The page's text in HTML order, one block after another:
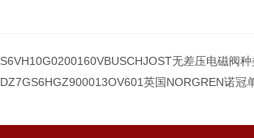
S6VH10G0200160VBUSCHJOST无差压电磁阀
DZ7GS6HGZ900013OV601英国NORGREN诺冠